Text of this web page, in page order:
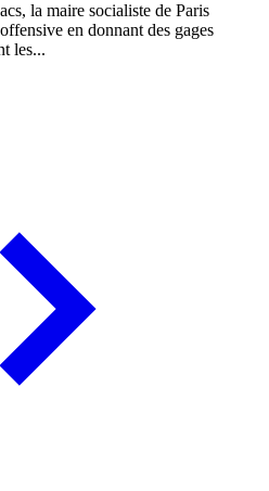
la maire socialiste de Paris
en donnant des gages
les...